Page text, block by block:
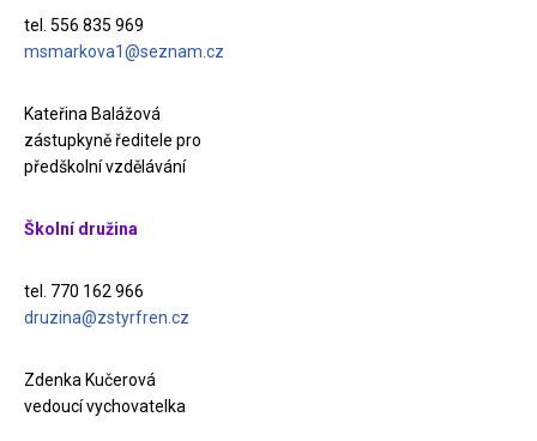
tel. 556 835 969
msmarkova1@seznam.cz
Kateřina Balážová
zástupkyně ředitele pro
předškolní vzdělávání
Školní družina
tel. 770 162 966
druzina@zstyrfren.cz
Zdenka Kučerová
vedoucí vychovatelka